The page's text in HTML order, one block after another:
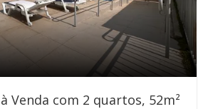
Venda com 2 quartos, 52m²